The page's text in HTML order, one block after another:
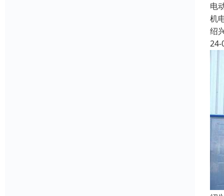
电
机
绍
24-